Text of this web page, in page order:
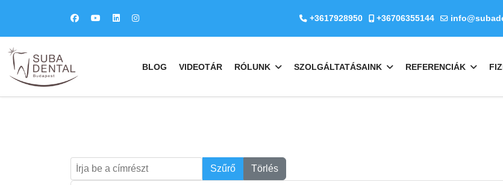
+3617928950 +36706355144
BLOG VIDEOTÁR RÓLUNK SZOLGÁLTATÁSAINK REFERENCIÁK
Írja be a címrészt
Keresés Szűrő Törlés